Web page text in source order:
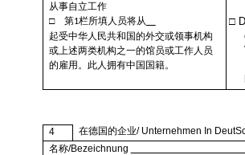
从事自立工作
□
第1栏所填人员将从
起受中华人民共和国的外交或领事机构
或上述两类机构之一的馆员或工作人员
的雇用。此人拥有中国国籍。
□
4 在德国的企业/ Unternehmen In
名称/Bezeichnung